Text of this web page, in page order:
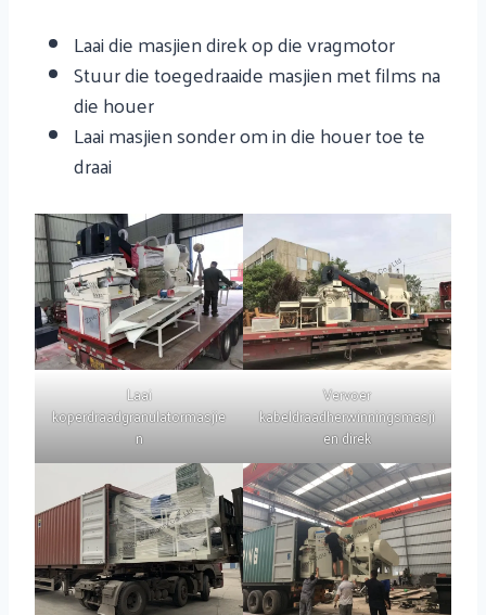
Laai die masjien direk op die vragmotor
Stuur die toegedraaide masjien met films na
die houer
Laai masjien sonder om in die houer toe te
draai
Laai
koperdraadgranulatormasjie
n
Vervoer
kabeldraadherwinningsmasji
en direk